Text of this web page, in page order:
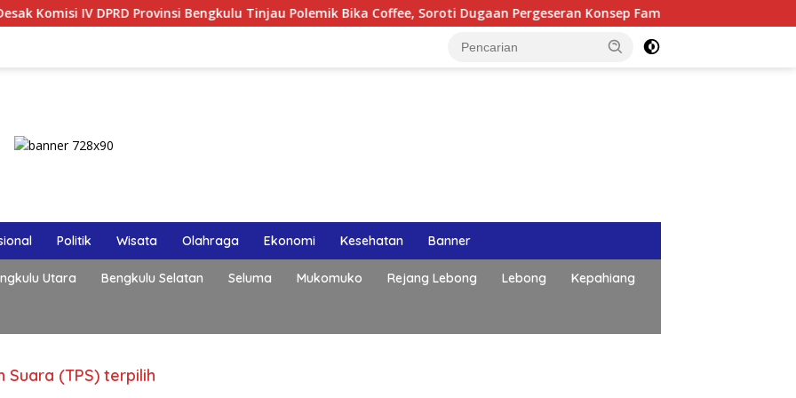
IV DPRD Provinsi Bengkulu Tinjau Polemik Bika Coffee, Soroti Dugaan Pergeseran Konsep Family Cafe
Politik Wisata Olahraga Ekonomi Kesehatan Banner
Utara Bengkulu Selatan Seluma Mukomuko Rejang Lebong Lebong Kepahiang
Suara (TPS) terpilih